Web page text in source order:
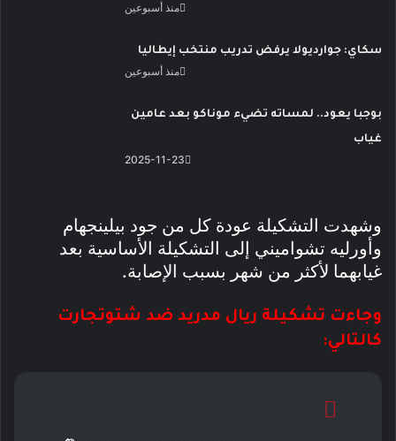
منذ أسبوعين
سكاي: جوارديولا يرفض تدريب منتخب إيطاليا
منذ أسبوعين
بوجبا يعود.. لمساته تضيء موناكو بعد عامين
غياب
2025-11-23
وشهدت التشكيلة عودة كل من جود بيلينجهام
وأورليه تشواميني إلى التشكيلة الأساسية بعد
غيابهما لأكثر من شهر بسبب الإصابة.
وجاءت تشكيلة ريال مدريد ضد شتوتجارت
كالتالي: